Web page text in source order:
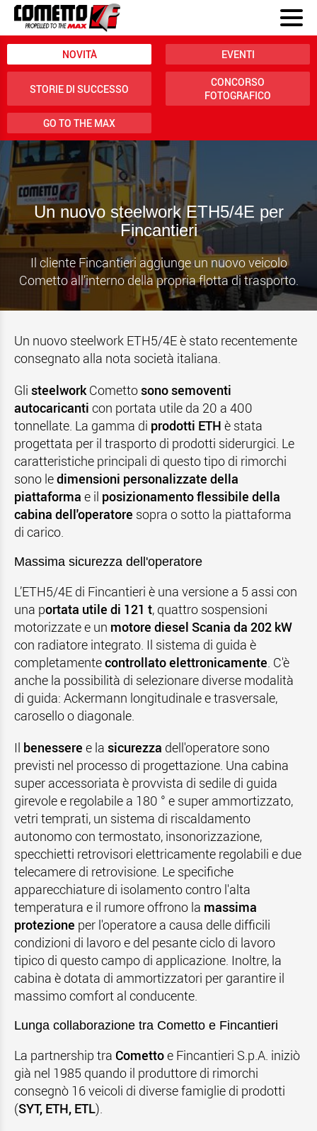
NOVITÀ EVENTI
STORIE DI SUCCESSO
CONCORSO
FOTOGRAFICO
GO TO THE MAX
Un nuovo steelwork ETH5/4E per
Fincantieri
Il cliente Fincantieri aggiunge un nuovo veicolo
Cometto all’interno della propria flotta di trasporto.
Un nuovo steelwork ETH5/4E è stato recentemente
consegnato alla nota società italiana.
Gli steelworkComettosono semoventi
autocaricanti con portata utile da 20 a 400
tonnellate. La gamma di prodotti ETH è stata
progettata per il trasporto di prodotti siderurgici. Le
caratteristiche principali di questo tipo di rimorchi
sono ledimensioni personalizzate della
piattaforma e il posizionamento flessibile della
cabina dell'operatore sopra o sotto la piattaforma
di carico.
Massima sicurezza dell'operatore
L’ETH5/4E di Fincantieri è una versione a 5 assi con
una portata utile di 121 t, quattro sospensioni
motorizzate e un motore diesel Scania da 202 kW
con radiatore integrato. Il sistema di guida è
completamentecontrollato elettronicamente. C'è
anche la possibilità di selezionare diverse modalità
di guida: Ackermann longitudinale e trasversale,
carosello o diagonale.
Il benessere e la sicurezza dell'operatore sono
previsti nel processo di progettazione. Una cabina
super accessoriata è provvista di sedile di guida
girevole e regolabile a 180 ° e super ammortizzato,
vetri temprati, un sistema di riscaldamento
autonomo con termostato, insonorizzazione,
specchietti retrovisori elettricamente regolabili e due
telecamere di retrovisione. Le specifiche
apparecchiature di isolamento contro l'alta
temperatura e il rumore offrono la massima
protezione per l'operatore a causa delle difficili
condizioni di lavoro e del pesante ciclo di lavoro
tipico di questo campo di applicazione. Inoltre, la
cabina è dotata di ammortizzatori per garantire il
massimo comfort al conducente.
Lunga collaborazione tra Cometto e Fincantieri
La partnership tra Comettoe Fincantieri S.p.A. iniziò
già nel 1985 quando il produttore di rimorchi
consegnò 16 veicoli di diverse famiglie di prodotti
(SYT, ETH, ETL).